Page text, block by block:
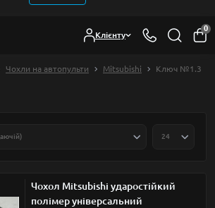
Клієнту
0
Чохли на автопульти Mitsubishi Ключ №1.3
Чохол Mitsubishi ударостійкий
полімер універсальний